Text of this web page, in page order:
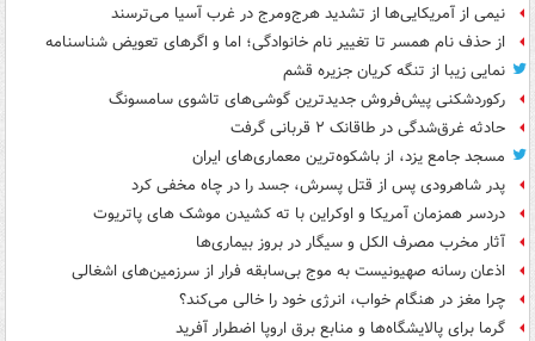
نیمی از آمریکایی‌ها از تشدید هرج‌ومرج در غرب آسیا می‌ترسند
از حذف نام همسر تا تغییر نام خانوادگی؛ اما و اگرهای تعویض شناسنامه
نمایی زیبا از تنگه کریان جزیره قشم
رکوردشکنی پیش‌فروش جدیدترین گوشی‌های تاشوی سامسونگ
حادثه غرق‌شدگی در طاقانک ۲ قربانی گرفت
مسجد جامع یزد، از باشکوه‌ترین معماری‌های ایران
پدر شاهرودی پس از قتل پسرش، جسد را در چاه مخفی کرد
دردسر همزمان آمریکا و اوکراین با ته کشیدن موشک های پاتریوت
آثار مخرب مصرف الکل و سیگار در بروز بیماری‌ها
اذعان رسانه صهیونیست به موج بی‌سابقه فرار از سرزمین‌های اشغالی
چرا مغز در هنگام خواب، انرژی خود را خالی می‌کند؟
گرما برای پالایشگاه‌ها و منابع برق اروپا اضطرار آفرید